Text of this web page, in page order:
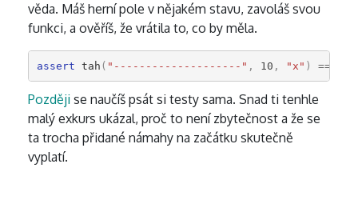
věda. Máš herní pole v nějakém stavu, zavoláš svou
funkci, a ověříš, že vrátila to, co by měla.
assert tah ( "--------------------" , 10 , "x" ) ==
Později se naučíš psát si testy sama. Snad ti tenhle
malý exkurs ukázal, proč to není zbytečnost a že se
ta trocha přidané námahy na začátku skutečně
vyplatí.